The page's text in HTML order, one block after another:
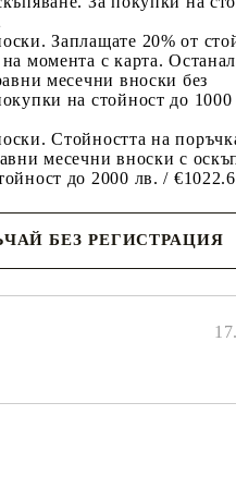
Заплащате 20% от
момента с карта.
месечни вноски без
на стойност до
Стойността на
месечни вноски с
до 2000 лв. /
БЕЗ РЕГИСТРАЦИЯ